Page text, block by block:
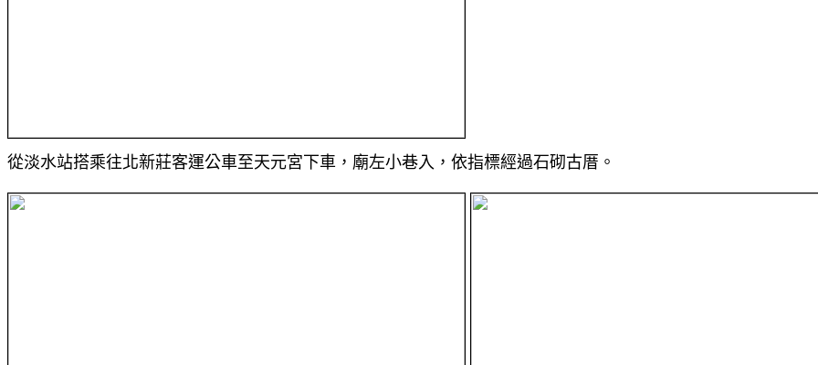
從淡水站搭乘往北新莊客運公車至天元宮下車，廟左小巷入，依指標經過石砌古厝。